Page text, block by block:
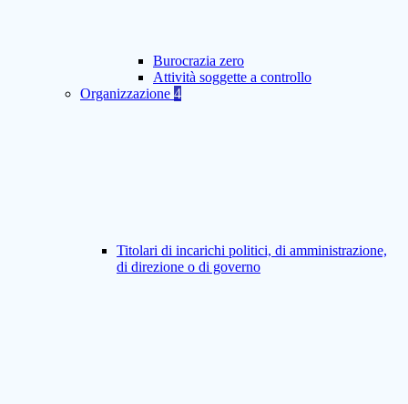
Burocrazia zero
Attività soggette a controllo
Organizzazione 4
Titolari di incarichi politici, di amministrazione,
di direzione o di governo